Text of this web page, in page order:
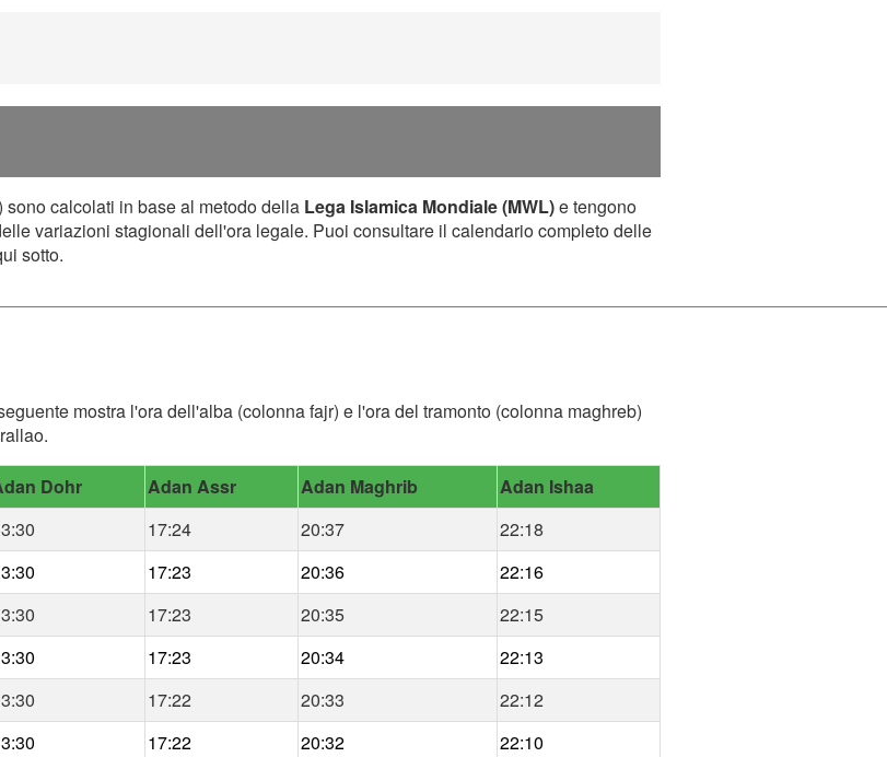
sono calcolati in base al metodo della Lega Islamica Mondiale (MWL)e tengono
variazioni stagionali dell'ora legale. Puoi consultare il calendario completo delle
sotto.
mostra l'ora dell'alba (colonna fajr) e l'ora del tramonto (colonna maghreb)
Dohr Adan Assr Adan Maghrib
Adan Ishaa
17:24 20:37
22:18
17:23 20:36
22:16
17:23 20:35
22:15
17:23 20:34
22:13
17:22 20:33
22:12
17:22 20:32
22:10